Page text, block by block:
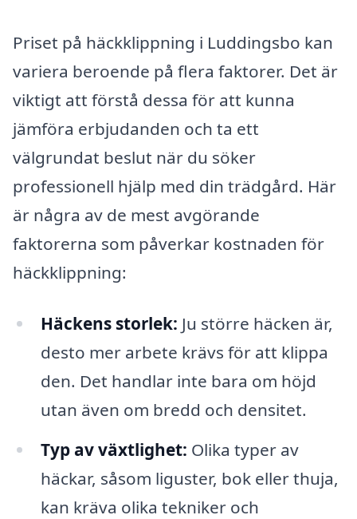
Priset på häckklippning i Luddingsbo kan
variera beroende på flera faktorer. Det är
viktigt att förstå dessa för att kunna
jämföra erbjudanden och ta ett
välgrundat beslut när du söker
professionell hjälp med din trädgård. Här
är några av de mest avgörande
faktorerna som påverkar kostnaden för
häckklippning:
Häckens storlek: Ju större häcken är,
desto mer arbete krävs för att klippa
den. Det handlar inte bara om höjd
utan även om bredd och densitet.
Typ av växtlighet: Olika typer av
häckar, såsom liguster, bok eller thuja,
kan kräva olika tekniker och